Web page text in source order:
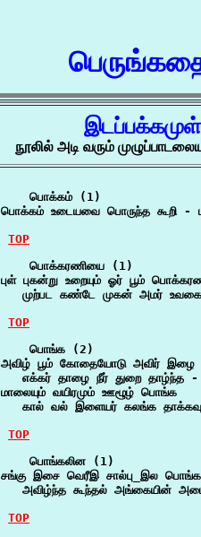
நூலில் அடி வரும்
    பொக்கம் (1)
பொக்கம் உடையவை பொருந்த கூறி -
TOP
    பொக்கரணியை (1)
புள் புகன்று உறையும் ஓர் பூம்
முற்பட கண்டே முகன் அமர்
TOP
    பொங்க (2)
அவிழ் பூம் கோதையோடு அவிர்
எக்கர் தாழை நீர் துறை தாழ்ந்த
மாலையும் வயிரமும் ஊழூழ் பொங்க
கால் வல் இளையர் கலங்க
TOP
    பொங்கலின (1)
சங்கு இசை வெரீஇ சால்பு_இல
அவிழ்ந்த கூந்தல் அங்கையின்
TOP